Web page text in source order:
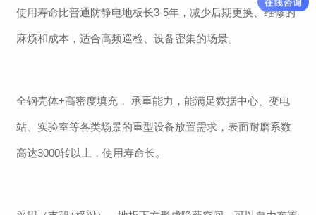
使用寿命比普通防静电地板长3-5年，减少后期更换、维修的
麻烦和成本，适合高频巡检、设备密集的场景。
全钢壳体+高密度填充， 承重能力，能满足数据中心、变电
站、实验室等各类场景的重型设备放置需求，表面耐磨系数
高达3000转以上，使用寿命长。